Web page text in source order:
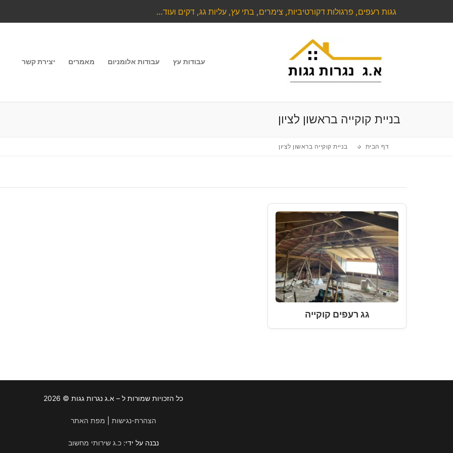
לתוכן
גגות רעפים, פרגולות דקורטיביות, צימרים, בתי עץ, עליות גג, דקים ועוד…
יצירת קשר מאמרים עבודות אלומניום עבודות עץ
בניית קוקייה בראשון לציון
דף הבית בניית קוקייה בראשון לציון
גג רעפים קוקייה
כל הזכויות שמורות ל – א.ג נגרות גגות © 2026
הצהרת-נגישות מפת האתר
נבנה על ידי:כ.ג שירותי מחשוב